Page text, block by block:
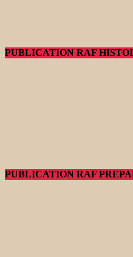
PUBLICATION RAF
PUBLICATION RAF